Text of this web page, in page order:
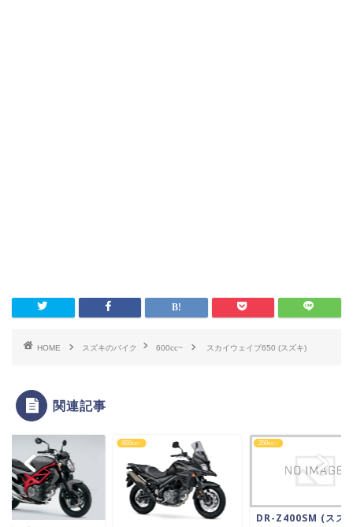
HOME スズキのバイク 600cc~ スカイウェイブ650 (スズキ)
関連記事
600cc~ 250cc~
DR-Z400SM (スズ